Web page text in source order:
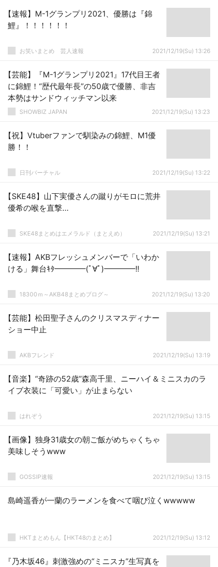
【速報】M-1グランプリ2021、優勝は『錦
鯉』！！！！！！
お笑いまとめ 芸人速報 2021/12/19(Su) 13:26
【芸能】『M-1グランプリ2021』17代目王者
に錦鯉！“歴代最年長”の50歳で優勝、非吉
本勢はサンドウィッチマン以来
SHOWBIZ JAPAN 2021/12/19(Su) 13:23
【祝】Vtuberファンで馴染みの錦鯉、M1優
勝！！
日刊バーチャル 2021/12/19(Su) 13:22
【SKE48】山下実優さんの蹴りがモロに荒井
優希の喉を直撃…
SKE48まとめはエメラルド（まとえめ） 2021/12/19(Su) 13:21
【速報】AKBフレッシュメンバーで「いわか
ける」舞台ｷﾀ━━━━(ﾟ∀ﾟ)━━━━!!
18300ｍ～AKB48まとめブログ～ 2021/12/19(Su) 13:20
【芸能】松田聖子さんのクリスマスディナー
ショー中止
AKBフレンド 2021/12/19(Su) 13:19
【音楽】“奇跡の52歳”森高千里、ニーハイ＆ミニスカのラ
イブ衣装に「可愛い」が止まらない
はれぞう 2021/12/19(Su) 13:15
【画像】独身31歳女の朝ご飯がめちゃくちゃ
美味しそうwww
GOSSIP速報 2021/12/19(Su) 13:15
島崎遥香が一蘭のラーメンを食べて咽び泣くwwwww
HKTまとめもん【HKT48のまとめ】 2021/12/19(Su) 13:12
『乃木坂46』刺激強めの“ミニスカ”生写真を